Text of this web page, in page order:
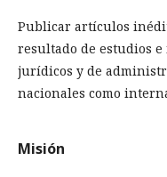
Publicar artículos
resultado de estudios
jurídicos y de
nacionales como
Misión